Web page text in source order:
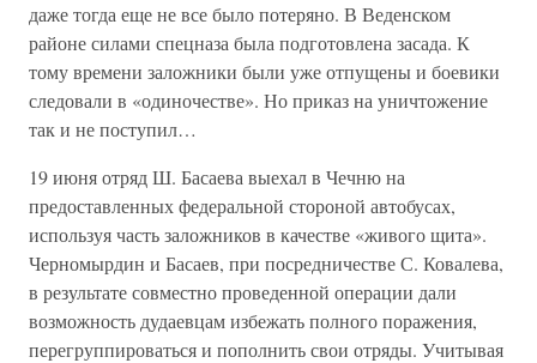
даже тогда еще не все было потеряно. В Веденском
районе силами спецназа была подготовлена засада. К
тому времени заложники были уже отпущены и боевики
следовали в «одиночестве». Но приказ на уничтожение
так и не поступил…
19 июня отряд Ш. Басаева выехал в Чечню на
предоставленных федеральной стороной автобусах,
используя часть заложников в качестве «живого щита».
Черномырдин и Басаев, при посредничестве С. Ковалева,
в результате совместно проведенной операции дали
возможность дудаевцам избежать полного поражения,
перегруппироваться и пополнить свои отряды. Учитывая